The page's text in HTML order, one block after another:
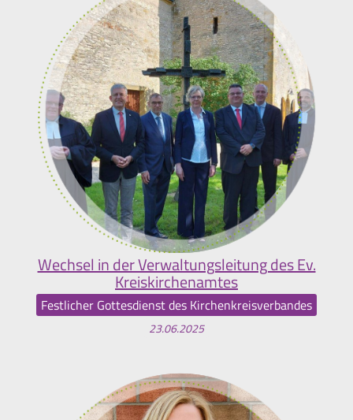
Wechsel in der Verwaltungsleitung des Ev.
Kreiskirchenamtes
Festlicher Gottesdienst des Kirchenkreisverbandes
23.06.2025